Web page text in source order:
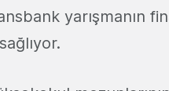
yarışmanın